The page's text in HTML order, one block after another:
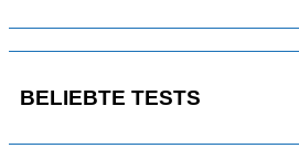
BELIEBTE TESTS